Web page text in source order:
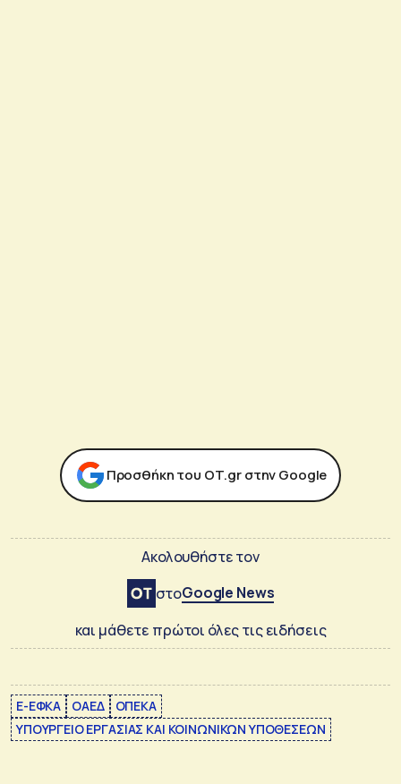
Προσθήκη του ΟΤ.gr στην Google
Ακολουθήστε τον
στοGoogle News
και μάθετε πρώτοι όλες τις ειδήσεις
E-ΕΦΚΑ ΟΑΕΔ
ΟΠΕΚΑ
ΥΠΟΥΡΓΕΙΟ ΕΡΓΑΣΙΑΣ ΚΑΙ ΚΟΙΝΩΝΙΚΩΝ ΥΠΟΘΕΣΕΩΝ